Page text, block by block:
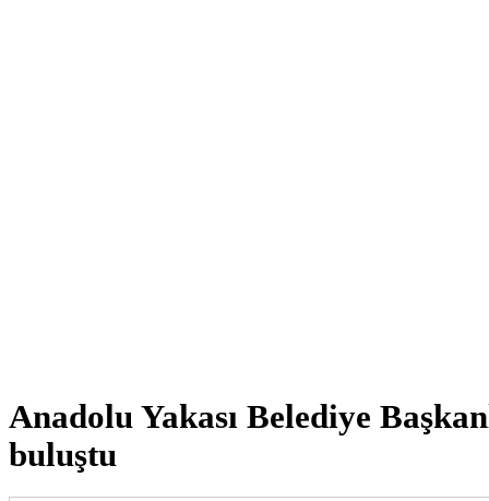
Anadolu Yakası Belediye
buluştu